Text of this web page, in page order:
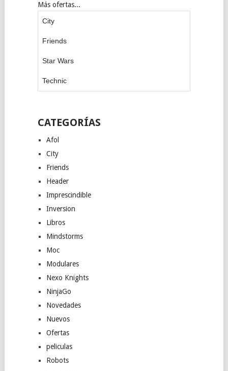
Más ofertas...
City
Friends
Star Wars
Technic
CATEGORÍAS
Afol
City
Friends
Header
Imprescindible
Inversion
Libros
Mindstorms
Moc
Modulares
Nexo Knights
NinjaGo
Novedades
Nuevos
Ofertas
peliculas
Robots